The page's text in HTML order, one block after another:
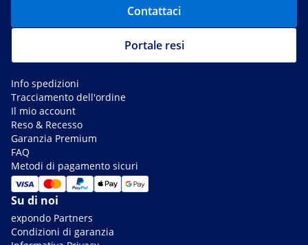
Contattaci
Portale resi
Info spedizioni
Tracciamento dell'ordine
Il mio account
Reso & Recesso
Garanzia Premium
FAQ
Metodi di pagamento sicuri
Su di noi
expondo Partners
Condizioni di garanzia